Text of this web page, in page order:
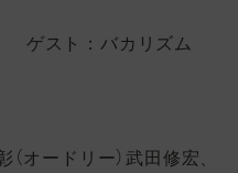
スト：バカリズム
オードリー）武田修宏、